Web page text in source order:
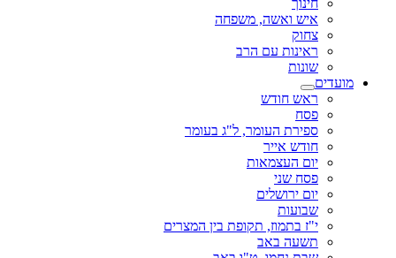
חינוך
איש ואשה, משפחה
צחוק
ראינות עם הרב
שונות
מועדים
ראש חודש
פסח
ספירת העומר, ל"ג בעומר
חודש אייר
יום העצמאות
פסח שני
יום ירושלים
שבועות
י"ז בתמוז, תקופת בין המצרים
תשעה באב